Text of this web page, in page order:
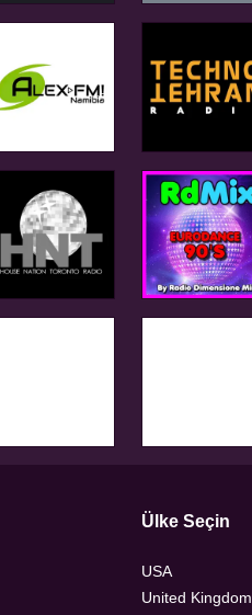
Ülke Seçin
USA
United Kingdom